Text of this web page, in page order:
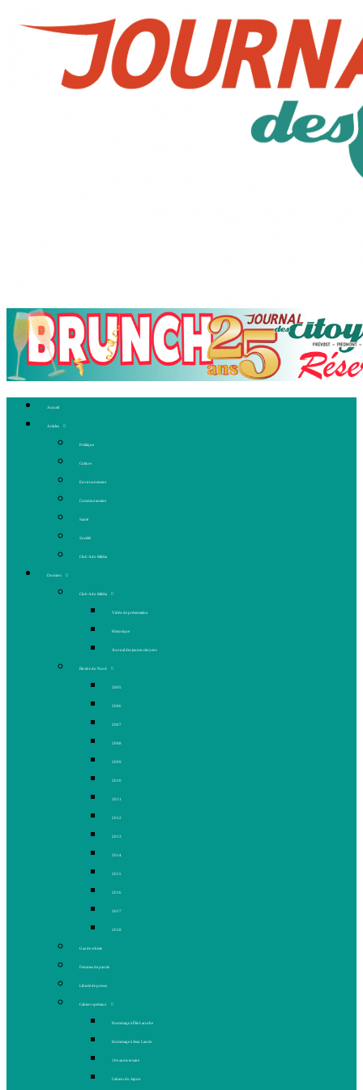
Accueil
Articles
Politique
Culture
Environnement
Communautaire
Santé
Société
Club Ado Média
Dossiers
Club Ado Média
Vidéo de présentation
Historique
Journal des jeunes citoyens
Rivière du Nord
2005
2006
2007
2008
2009
2010
2011
2012
2013
2014
2015
2016
2017
2018
Gaz de schiste
Femmes de parole
Liberté de presse
Cahiers spéciaux
Hommage à Élie Laroche
Hommage à Jean Laurin
10e anniversaire
Cahiers du Japon